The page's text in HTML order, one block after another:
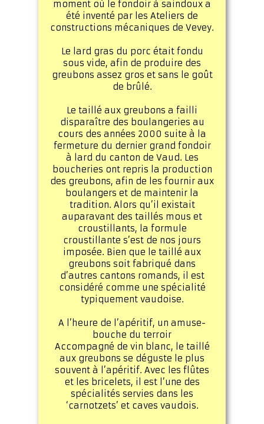
moment où le fondoir à saindoux a
été inventé par les Ateliers de
constructions mécaniques de Vevey.
Le lard gras du porc était fondu
sous vide, afin de produire des
greubons assez gros et sans le goût
de brûlé.
Le taillé aux greubons a failli
disparaître des boulangeries au
cours des années 2000 suite à la
fermeture du dernier grand fondoir
à lard du canton de Vaud. Les
boucheries ont repris la production
des greubons, afin de les fournir aux
boulangers et de maintenir la
tradition. Alors qu’il existait
auparavant des taillés mous et
croustillants, la formule
croustillante s’est de nos jours
imposée. Bien que le taillé aux
greubons soit fabriqué dans
d’autres cantons romands, il est
considéré comme une spécialité
typiquement vaudoise.
A l’heure de l’apéritif, un amuse-
bouche du terroir
Accompagné de vin blanc, le taillé
aux greubons se déguste le plus
souvent à l’apéritif. Avec les flûtes
et les bricelets, il est l’une des
spécialités servies dans les
‘carnotzets’ et caves vaudois.